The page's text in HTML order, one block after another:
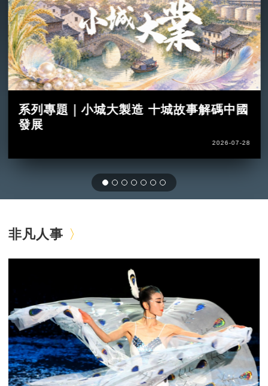
系列專題｜小城大製造 十城故事解碼中國
發展
2026-07-28
非凡人事